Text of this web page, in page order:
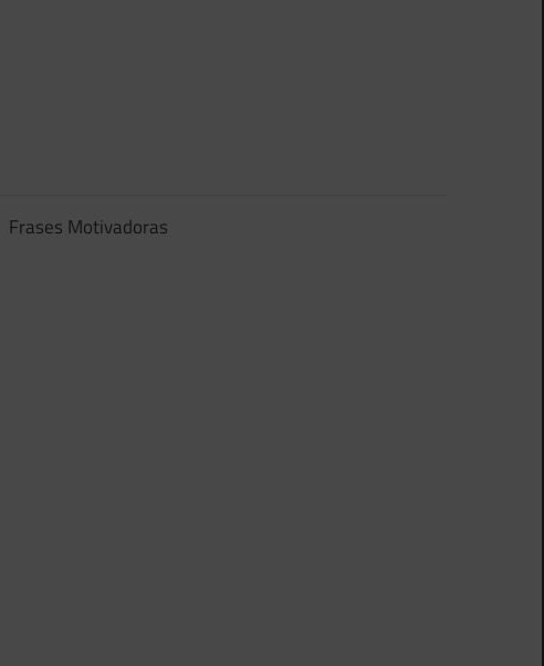
Frases Motivadoras